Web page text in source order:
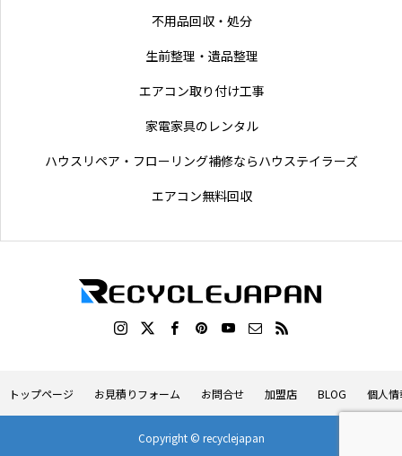
不用品回収・処分
生前整理・遺品整理
エアコン取り付け工事
家電家具のレンタル
ハウスリペア・フローリング補修ならハウステイラーズ
エアコン無料回収
トップページ お見積りフォーム お問合せ 加盟店 BLOG 個人
Copyright © recyclejapan